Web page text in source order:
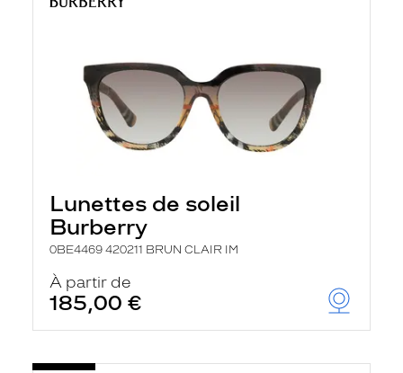
Lunettes de soleil
Burberry
0BE4469 420211 BRUN CLAIR IM
À partir de
185,00 €